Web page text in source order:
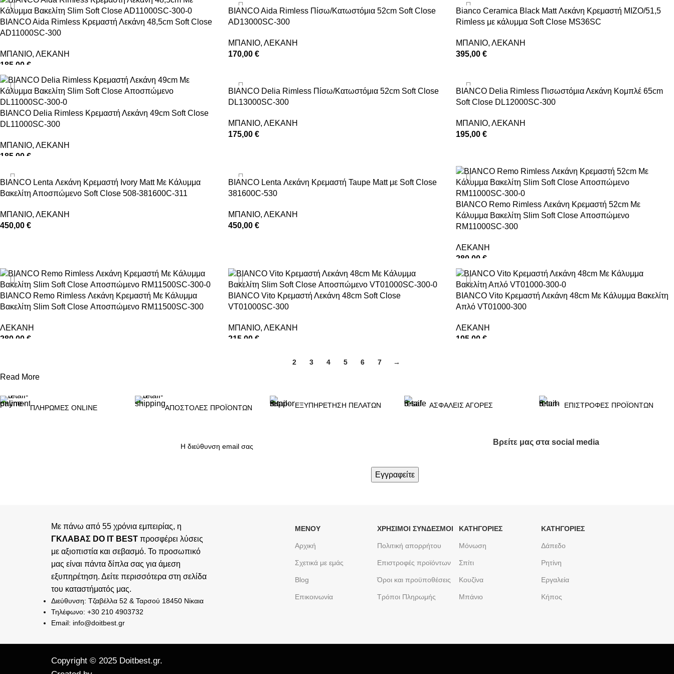
BIANCO Aida Rimless Κρεμαστή Λεκάνη 48,5cm Soft Close
AD11000SC-300
ΜΠΑΝΙΟ, ΛΕΚΑΝΗ
185,00 €
ΠΡΟΣΘΉΚΗ ΣΤΟ ΚΑΛΆΘΙ
BIANCO Aida Rimless Πίσω/Κατωστόμια 52cm Soft Close
AD13000SC-300
ΜΠΑΝΙΟ, ΛΕΚΑΝΗ
170,00 €
Bianco Ceramica Black Matt Λεκάνη Κρεμαστή MIZO/51,5
Rimless με κάλυμμα Soft Close MS36SC
ΜΠΑΝΙΟ,ΛΕΚΑΝΗ
395,00€
BIANCO Delia Rimless Κρεμαστή Λεκάνη 49cm Soft Close
DL11000SC-300
ΜΠΑΝΙΟ, ΛΕΚΑΝΗ
185,00 €
BIANCO Delia Rimless Πίσω/Κατωστόμια 52cm Soft Close
DL13000SC-300
ΜΠΑΝΙΟ, ΛΕΚΑΝΗ
175,00 €
BIANCO Delia Rimless Πισωστόμια Λεκάνη Κομπλέ 65cm
Soft Close DL12000SC-300
ΜΠΑΝΙΟ,ΛΕΚΑΝΗ
195,00€
BIANCO Lenta Λεκάνη Κρεμαστή Ivory Matt Με Κάλυμμα
Βακελίτη Αποσπώμενο Soft Close 508-381600C-311
ΜΠΑΝΙΟ, ΛΕΚΑΝΗ
450,00 €
BIANCO Lenta Λεκάνη Κρεμαστή Taupe Matt με Soft Close
381600C-530
ΜΠΑΝΙΟ, ΛΕΚΑΝΗ
450,00 €
BIANCO Remo Rimless Λεκάνη Κρεμαστή 52cm Με
Κάλυμμα Βακελίτη Slim Soft Close Αποσπώμενο
RM11000SC-300
ΛΕΚΑΝΗ
280,00€
ΠΡΟΣΘΉΚΗ ΣΤΟ ΚΑΛΆΘΙ
BIANCO Remo Rimless Λεκάνη Κρεμαστή Με Κάλυμμα
Βακελίτη Slim Soft Close Αποσπώμενο RM11500SC-300
ΛΕΚΑΝΗ
280,00 €
BIANCO Vito Κρεμαστή Λεκάνη 48cm Soft Close
VT01000SC-300
ΜΠΑΝΙΟ, ΛΕΚΑΝΗ
215,00 €
BIANCO Vito Κρεμαστή Λεκάνη 48cm Με Κάλυμμα Βακελίτη
Απλό VT01000-300
ΛΕΚΑΝΗ
195,00€
2 3 4 5 6 7 →
Read More
ΠΛΗΡΩΜΕΣ ONLINE ΑΠΟΣΤΟΛΕΣ ΠΡΟΪΟΝΤΩΝ ΕΞΥΠΗΡΕΤΗΣΗ ΠΕΛΑΤΩΝ ΑΣΦΑΛΕΙΣ ΑΓΟΡΕΣ ΕΠΙΣΤΡΟΦΕΣ ΠΡΟΪΟΝΤΩΝ
Βρείτε μας στα social media
Με πάνω από 55 χρόνια εμπειρίας, η
ΓΚΛΑΒΑΣ DO IT BESTπροσφέρει λύσεις
με αξιοπιστία και σεβασμό. Το προσωπικό
μας είναι πάντα δίπλα σας για άμεση
εξυπηρέτηση. Δείτε περισσότερα στη σελίδα
του καταστήματός μας.
Διεύθυνση: Τζαβέλλα 52 & Ταρσού 18450 Νίκαια
Τηλέφωνο: +30 210 4903732
Email: info@doitbest.gr
ΜΕΝΟΥ
Αρχική
Σχετικά με εμάς
Blog
Επικοινωνία
ΧΡΉΣΙΜΟΙ ΣΎΝΔΕΣΜΟΙ
Πολιτική απορρήτου
Επιστροφές προϊόντων
Όροι και προϋποθέσεις
Τρόποι Πληρωμής
ΚΑΤΗΓΟΡΙΕΣ
Μόνωση
Σπίτι
Κουζίνα
Μπάνιο
ΚΑΤΗΓΟΡΙΕΣ
Δάπεδο
Ρητίνη
Εργαλεία
Κήπος
Copyright © 2025 Doitbest.gr.